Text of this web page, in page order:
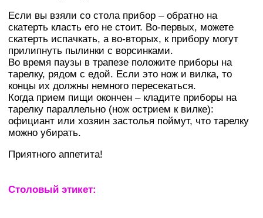
Если вы взяли со стола прибор – обратно на
скатерть класть его не стоит. Во-первых, можете
скатерть испачкать, а во-вторых, к прибору могут
прилипнуть пылинки с ворсинками.
Во время паузы в трапезе положите приборы на
тарелку, рядом с едой. Если это нож и вилка, то
концы их должны немного пересекаться.
Когда прием пищи окончен – кладите приборы на
тарелку параллельно (нож острием к вилке):
официант или хозяин застолья поймут, что тарелку
можно убирать.
Приятного аппетита!
Столовый этикет: